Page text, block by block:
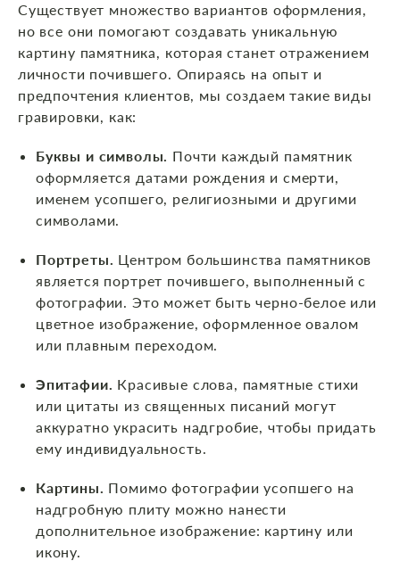
Существует множество вариантов оформления,
но все они помогают создавать уникальную
картину памятника, которая станет отражением
личности почившего. Опираясь на опыт и
предпочтения клиентов, мы создаем такие виды
гравировки, как:
Буквы и символы. Почти каждый памятник
оформляется датами рождения и смерти,
именем усопшего, религиозными и другими
символами.
Портреты. Центром большинства памятников
является портрет почившего, выполненный с
фотографии. Это может быть черно-белое или
цветное изображение, оформленное овалом
или плавным переходом.
Эпитафии. Красивые слова, памятные стихи
или цитаты из священных писаний могут
аккуратно украсить надгробие, чтобы придать
ему индивидуальность.
Картины. Помимо фотографии усопшего на
надгробную плиту можно нанести
дополнительное изображение: картину или
икону.